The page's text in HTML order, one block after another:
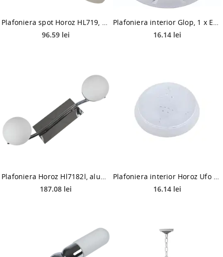
96.59 lei
16.14 lei
Plafoniera Horoz Hl7182l, aluminiu/sticla, 2 x LED, 4W, argintiu/alb
187.08 lei
Plafoniera interior Horoz Ufo Star, 1 x E27, plastic, alb, 15 W
16.14 lei